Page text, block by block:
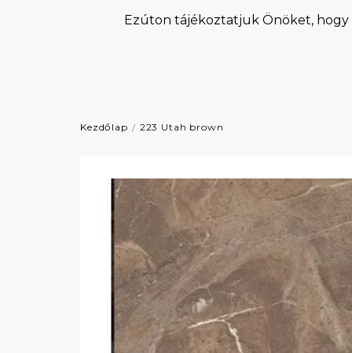
Ezúton tájékoztatjuk Önöket, hogy
Kezdőlap 223 Utah brown